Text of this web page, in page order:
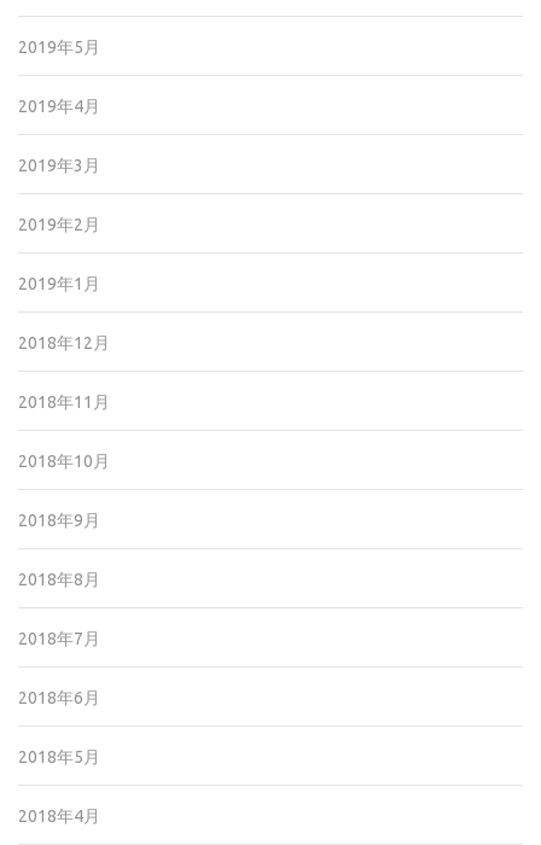
2019年5月
2019年4月
2019年3月
2019年2月
2019年1月
2018年12月
2018年11月
2018年10月
2018年9月
2018年8月
2018年7月
2018年6月
2018年5月
2018年4月